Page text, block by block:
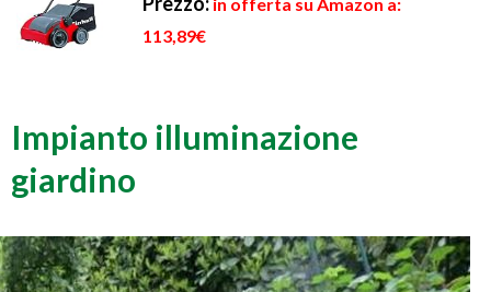
113,89€
Impianto illuminazione
giardino